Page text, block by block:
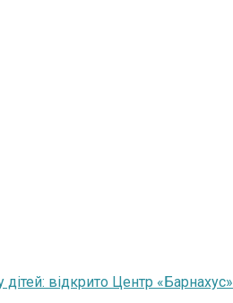
відкрито Центр «Барнахус»